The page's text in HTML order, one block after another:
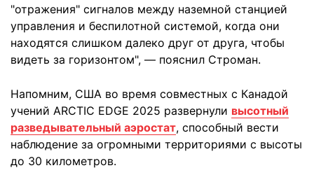
"отражения" сигналов между наземной станцией
управления и беспилотной системой, когда они
находятся слишком далеко друг от друга, чтобы
видеть за горизонтом", — пояснил Строман.
Напомним, США во время совместных с Канадой
учений ARCTIC EDGE 2025 развернули высотный
разведывательный аэростат, способный вести
наблюдение за огромными территориями с высоты
до 30 километров.